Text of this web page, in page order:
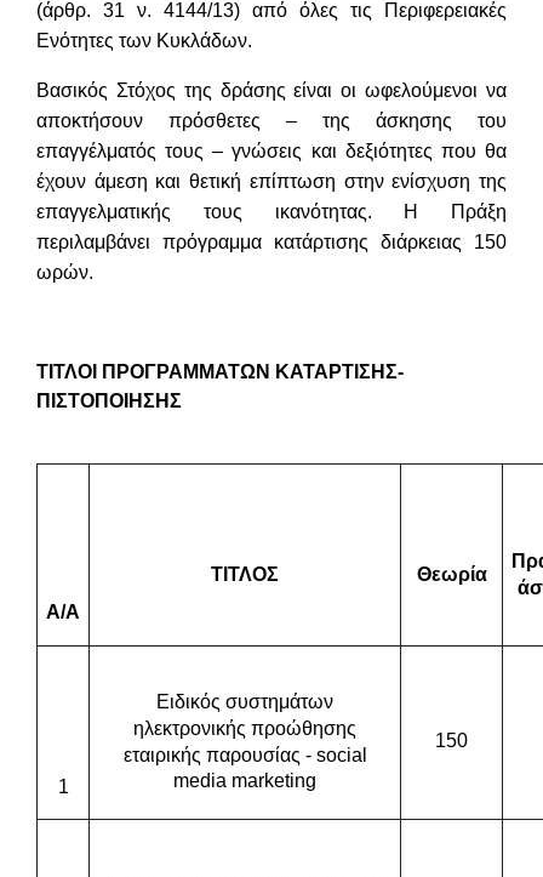
(άρθρ. 31 ν. 4144/13) από όλες τις Περιφερειακές
Ενότητες των Κυκλάδων.
Βασικός Στόχος της δράσης είναι οι ωφελούμενοι να
αποκτήσουν πρόσθετες – της άσκησης του
επαγγέλματός τους – γνώσεις και δεξιότητες που θα
έχουν άμεση και θετική επίπτωση στην ενίσχυση της
επαγγελματικής τους ικανότητας.
Η Πράξη
περιλαμβάνει πρόγραμμα κατάρτισης διάρκειας 150
ωρών.
ΤΙΤΛΟΙ ΠΡΟΓΡΑΜΜΑΤΩΝ ΚΑΤΑΡΤΙΣΗΣ-
ΠΙΣΤΟΠΟΙΗΣΗΣ
Α/A
ΤΙΤΛΟΣ Θεωρία
Πρ
1
Ειδικός συστημάτων
ηλεκτρονικής προώθησης
εταιρικής παρουσίας - social
media marketing
150